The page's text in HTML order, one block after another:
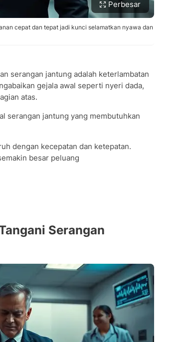
Perbesar
cepat dan tepat jadi kunci selamatkan nyawa dan
serangan jantung adalah keterlambatan
gejala awal seperti nyeri dada,
atas.
serangan jantung yang membutuhkan
dengan kecepatan dan ketepatan.
besar peluang
Serangan